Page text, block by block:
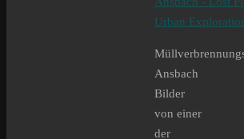
Ansbach
Bilder
von einer
der